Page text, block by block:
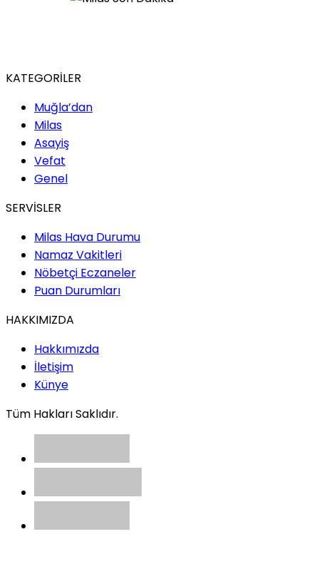
KATEGORİLER
Muğla’dan
Milas
Asayiş
Vefat
Genel
SERVİSLER
Milas Hava Durumu
Namaz Vakitleri
Nöbetçi Eczaneler
Puan Durumları
HAKKIMIZDA
Hakkımızda
İletişim
Künye
Tüm Hakları Saklıdır.